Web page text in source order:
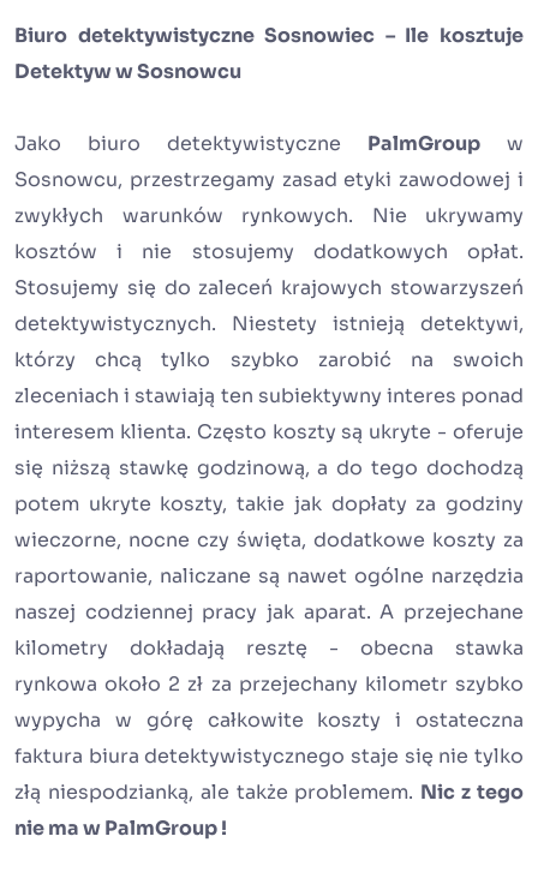
Biuro detektywistyczne Sosnowiec – Ile kosztuje
Detektyw w Sosnowcu
Jako biuro detektywistyczne PalmGroup w
Sosnowcu, przestrzegamy zasad etyki zawodowej i
zwykłych warunków rynkowych. Nie ukrywamy
kosztów i nie stosujemy dodatkowych opłat.
Stosujemy się do zaleceń krajowych stowarzyszeń
detektywistycznych. Niestety istnieją detektywi,
którzy chcą tylko szybko zarobić na swoich
zleceniach i stawiają ten subiektywny interes ponad
interesem klienta. Często koszty są ukryte - oferuje
się niższą stawkę godzinową, a do tego dochodzą
potem ukryte koszty, takie jak dopłaty za godziny
wieczorne, nocne czy święta, dodatkowe koszty za
raportowanie, naliczane są nawet ogólne narzędzia
naszej codziennej pracy jak aparat. A przejechane
kilometry dokładają resztę - obecna stawka
rynkowa około 2 zł za przejechany kilometr szybko
wypycha w górę całkowite koszty i ostateczna
faktura biura detektywistycznego staje się nie tylko
złą niespodzianką, ale także problemem. Nic z tego
nie ma w PalmGroup !